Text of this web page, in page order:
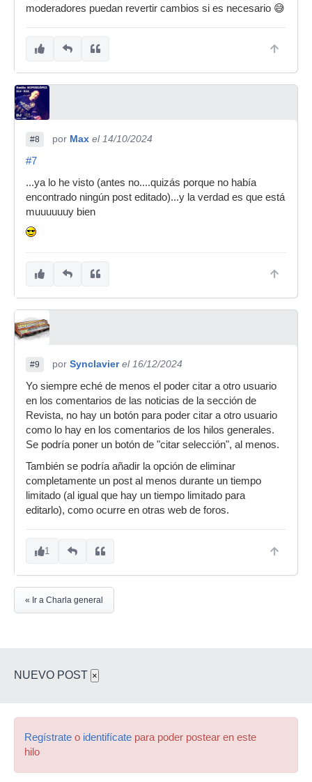
moderadores puedan revertir cambios si es necesario 😅
#8 por Max el 14/10/2024
#7
...ya lo he visto (antes no....quizás porque no había
encontrado ningún post editado)...y la verdad es que está
muuuuuuy bien
#9 por Synclavier el 16/12/2024
Yo siempre eché de menos el poder citar a otro usuario
en los comentarios de las noticias de la sección de
Revista, no hay un botón para poder citar a otro usuario
como lo hay en los comentarios de los hilos generales.
Se podría poner un botón de "citar selección", al menos.
También se podría añadir la opción de eliminar
completamente un post al menos durante un tiempo
limitado (al igual que hay un tiempo limitado para
editarlo), como ocurre en otras web de foros.
1
« Ir a Charla general
NUEVO POST ×
Regístrate o identifícate para poder postear en este
hilo